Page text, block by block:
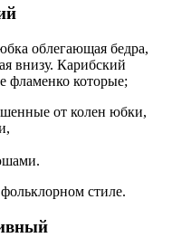
облегающая бедра,
внизу. Карибский
фламенко которые;
от колен юбки,
стиле.